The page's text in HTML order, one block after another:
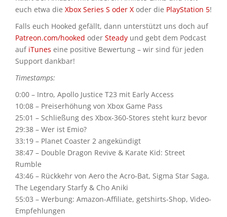
euch etwa die Xbox Series S oder X oder die PlayStation 5!
Falls euch Hooked gefällt, dann unterstützt uns doch auf
Patreon.com/hooked oder Steady und gebt dem Podcast
auf iTunes eine positive Bewertung – wir sind für jeden
Support dankbar!
Timestamps:
0:00 – Intro, Apollo Justice T23 mit Early Access
10:08 – Preiserhöhung von Xbox Game Pass
25:01 – Schließung des Xbox-360-Stores steht kurz bevor
29:38 – Wer ist Emio?
33:19 – Planet Coaster 2 angekündigt
38:47 – Double Dragon Revive & Karate Kid: Street
Rumble
43:46 – Rückkehr von Aero the Acro-Bat, Sigma Star Saga,
The Legendary Starfy & Cho Aniki
55:03 – Werbung: Amazon-Affiliate, getshirts-Shop, Video-
Empfehlungen